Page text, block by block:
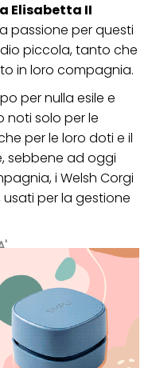
Elisabetta II
passione per questi
piccola, tanto che
in loro compagnia.
per nulla esile e
noti solo per le
per le loro doti e il
sebbene ad oggi
i Welsh Corgi
per la gestione